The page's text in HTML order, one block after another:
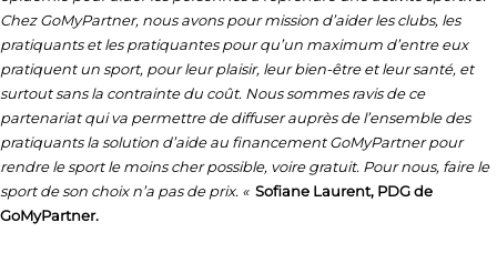
Chez GoMyPartner, nous avons pour mission d’aider les clubs, les
pratiquants et les pratiquantes pour qu’un maximum d’entre eux
pratiquent un sport, pour leur plaisir, leur bien-être et leur santé, et
surtout sans la contrainte du coût. Nous sommes ravis de ce
partenariat qui va permettre de diffuser auprès de l’ensemble des
pratiquants la solution d’aide au financement GoMyPartner pour
rendre le sport le moins cher possible, voire gratuit. Pour nous, faire le
sport de son choix n’a pas de prix. « Sofiane Laurent, PDG de
GoMyPartner.